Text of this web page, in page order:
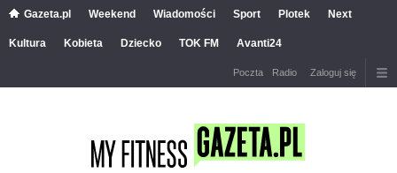
Gazeta.pl Weekend Wiadomości Sport Plotek Next
Kultura Kobieta Dziecko TOK FM Avanti24
Poczta Radio Zaloguj się